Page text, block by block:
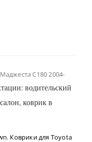
С180 2004-
водительский
коврик в
, Коврики для Toyota